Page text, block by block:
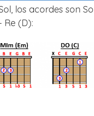
los acordes son
Re (D):